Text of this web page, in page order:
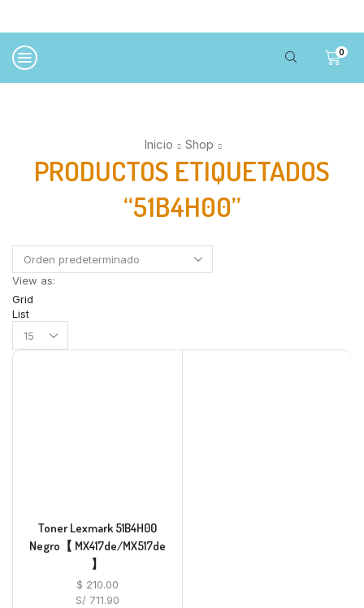
0
Inicio Shop
PRODUCTOS ETIQUETADOS
“51B4H00”
View as:
Grid
List
Toner Lexmark 51B4H00
Negro【 MX417de/MX517de
】
$ 210.00
S/ 711.90